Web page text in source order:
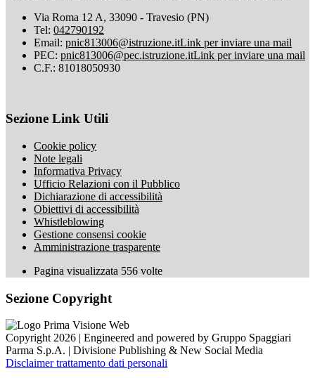
Via Roma 12 A, 33090 - Travesio (PN)
Tel: 042790192
Email: pnic813006@istruzione.itLink per inviare una mail
PEC: pnic813006@pec.istruzione.itLink per inviare una mail
C.F.: 81018050930
Sezione Link Utili
Cookie policy
Note legali
Informativa Privacy
Ufficio Relazioni con il Pubblico
Dichiarazione di accessibilità
Obiettivi di accessibilità
Whistleblowing
Gestione consensi cookie
Amministrazione trasparente
Pagina visualizzata 556 volte
Sezione Copyright
Copyright 2026 | Engineered and powered by Gruppo Spaggiari
Parma S.p.A. | Divisione Publishing & New Social Media
Disclaimer trattamento dati personali